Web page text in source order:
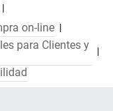
on-line
para Clientes y